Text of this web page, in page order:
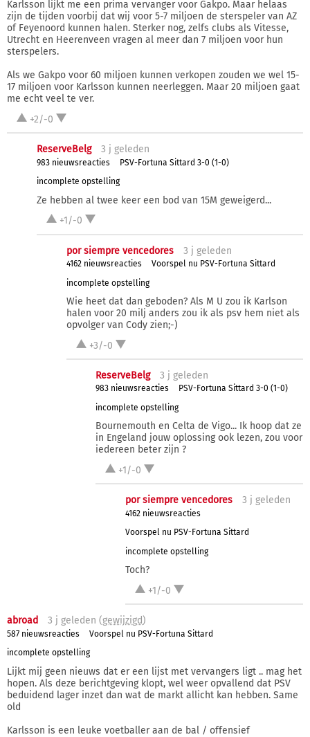
Karlsson lijkt me een prima vervanger voor Gakpo. Maar helaas
zijn de tijden voorbij dat wij voor 5-7 miljoen de sterspeler van AZ
of Feyenoord kunnen halen. Sterker nog, zelfs clubs als Vitesse,
Utrecht en Heerenveen vragen al meer dan 7 miljoen voor hun
sterspelers.
Als we Gakpo voor 60 miljoen kunnen verkopen zouden we wel 15-
17 miljoen voor Karlsson kunnen neerleggen. Maar 20 miljoen gaat
me echt veel te ver.
+2/-0
ReserveBelg 3 j geleden
983 nieuwsreacties
PSV-Fortuna Sittard 3-0 (1-0)
incomplete opstelling
Ze hebben al twee keer een bod van 15M geweigerd...
+1/-0
por siempre vencedores 3 j geleden
4162 nieuwsreacties
Voorspel nu PSV-Fortuna Sittard
incomplete opstelling
Wie heet dat dan geboden? Als M U zou ik Karlson
halen voor 20 milj anders zou ik als psv hem niet als
opvolger van Cody zien;-)
+3/-0
ReserveBelg 3 j geleden
983 nieuwsreacties
PSV-Fortuna Sittard 3-0 (1-0)
incomplete opstelling
Bournemouth en Celta de Vigo... Ik hoop dat ze
in Engeland jouw oplossing ook lezen, zou voor
iedereen beter zijn ?
+1/-0
por siempre vencedores 3 j geleden
4162 nieuwsreacties
Voorspel nu PSV-Fortuna Sittard
incomplete opstelling
Toch?
+1/-0
abroad 3 j geleden (gewijzigd)
587 nieuwsreacties
Voorspel nu PSV-Fortuna Sittard
incomplete opstelling
Lijkt mij geen nieuws dat er een lijst met vervangers ligt .. mag het
hopen. Als deze berichtgeving klopt, wel weer opvallend dat PSV
beduidend lager inzet dan wat de markt allicht kan hebben. Same
old
Karlsson is een leuke voetballer aan de bal / offensief